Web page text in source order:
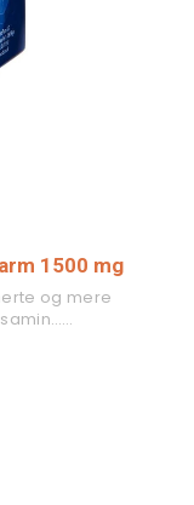
1500 mg
og mere